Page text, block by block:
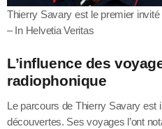
Thierry Savary est le premier
– In Helvetia Veritas
L’influence des
radiophonique
Le parcours de Thierry Savary est
découvertes. Ses voyages l’ont